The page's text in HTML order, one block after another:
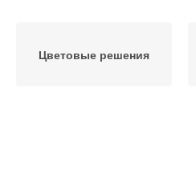
Цветовые решения